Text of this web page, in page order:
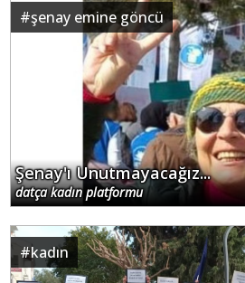
#şenay emine göncü
Şenay'ı Unutmayacağız...
datça kadın platformu
#kadın